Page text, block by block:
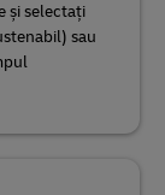
și selectați
sau